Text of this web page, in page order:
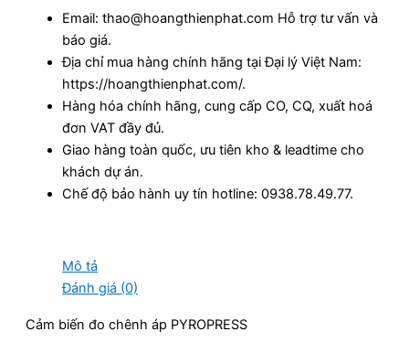
Email: thao@hoangthienphat.com Hỗ trợ tư vấn và
báo giá.
Địa chỉ mua hàng chính hãng tại Đại lý Việt Nam:
https://hoangthienphat.com/.
Hàng hóa chính hãng, cung cấp CO, CQ, xuất hoá
đơn VAT đầy đủ.
Giao hàng toàn quốc, ưu tiên kho & leadtime cho
khách dự án.
Chế độ bảo hành uy tín hotline: 0938.78.49.77.
Mô tả
Đánh giá (0)
Cảm biến đo chênh áp PYROPRESS